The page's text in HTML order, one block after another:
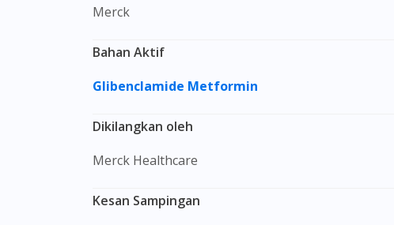
Merck
Bahan Aktif
Glibenclamide Metformin
Dikilangkan oleh
Merck Healthcare
Kesan Sampingan